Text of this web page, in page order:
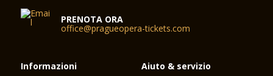
PRENOTA ORA
office@pragueopera-tickets.com
Informazioni Aiuto & servizio